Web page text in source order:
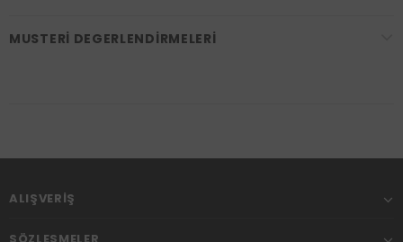
MUSTERI DEGERLENDIRMELERI
ALIŞVERIŞ